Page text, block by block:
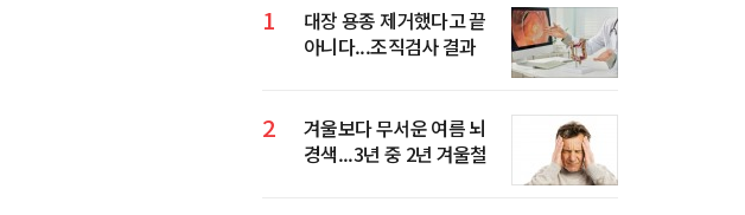
1
대장 용종 제거했다고 끝
아니다...조직검사 결과
2
겨울보다 무서운 여름 뇌
경색...3년 중 2년 겨울철